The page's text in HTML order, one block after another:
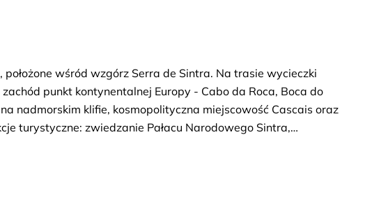
wśród wzgórz Serra de Sintra. Na trasie wycieczki
punkt kontynentalnej Europy - Cabo da Roca, Boca do
nadmorskim klifie, kosmopolityczna miejscowość Cascais oraz
turystyczne: zwiedzanie Pałacu Narodowego Sintra,
zrealizowany panoramiczny przejazd drogą Estrada